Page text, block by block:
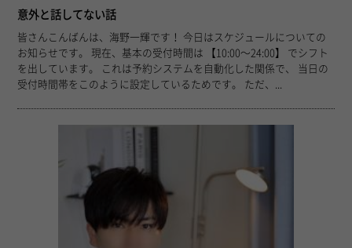
意外と話してない話
皆さんこんばんは、海野一輝です！ 今日はスケジュールについての
お知らせです。 現在、基本の受付時間は 【10:00〜24:00】 でシフト
を出しています。 これは予約システムを自動化した関係で、 当日の
受付時間帯をこのように設定しているためです。 ただ、...